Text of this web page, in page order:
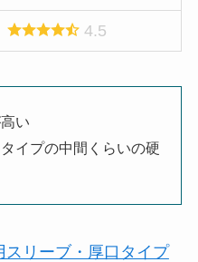
4.5
い
イプの中間くらいの硬
リーブ・厚口タイプ